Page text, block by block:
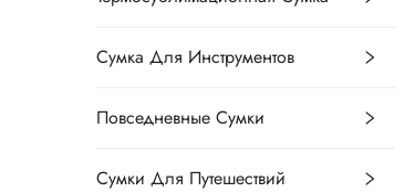
Сумка Для Инструментов
Повседневные Сумки
Сумки Для Путешествий